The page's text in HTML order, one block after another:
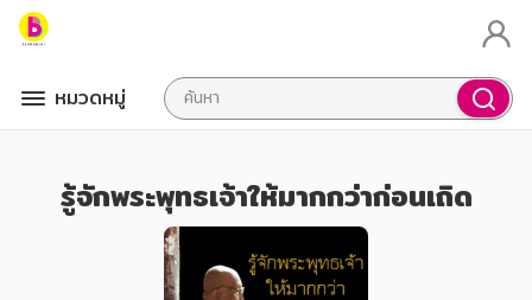
หมวดหมู่
รู้จักพระพุทธเจ้าให้มากกว่าก่อนเถิด